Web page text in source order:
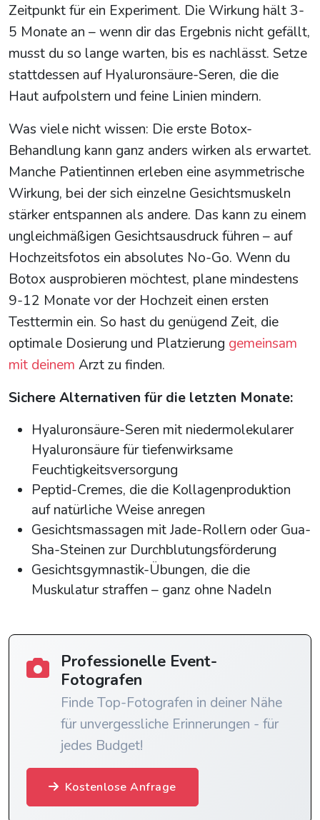
Zeitpunkt für ein Experiment. Die Wirkung hält 3-
5 Monate an – wenn dir das Ergebnis nicht gefällt,
musst du so lange warten, bis es nachlässt. Setze
stattdessen auf Hyaluronsäure-Seren, die die
Haut aufpolstern und feine Linien mindern.
Was viele nicht wissen: Die erste Botox-
Behandlung kann ganz anders wirken als erwartet.
Manche Patientinnen erleben eine asymmetrische
Wirkung, bei der sich einzelne Gesichtsmuskeln
stärker entspannen als andere. Das kann zu einem
ungleichmäßigen Gesichtsausdruck führen – auf
Hochzeitsfotos ein absolutes No-Go. Wenn du
Botox ausprobieren möchtest, plane mindestens
9-12 Monate vor der Hochzeit einen ersten
Testtermin ein. So hast du genügend Zeit, die
optimale Dosierung und Platzierung gemeinsam
mit deinem Arzt zu finden.
Sichere Alternativen für die letzten Monate:
Hyaluronsäure-Seren mit niedermolekularer
Hyaluronsäure für tiefenwirksame
Feuchtigkeitsversorgung
Peptid-Cremes, die die Kollagenproduktion
auf natürliche Weise anregen
Gesichtsmassagen mit Jade-Rollern oder Gua-
Sha-Steinen zur Durchblutungsförderung
Gesichtsgymnastik-Übungen, die die
Muskulatur straffen – ganz ohne Nadeln
Professionelle Event-
Fotografen
Finde Top-Fotografen in deiner Nähe
für unvergessliche Erinnerungen - für
jedes Budget!
Kostenlose Anfrage